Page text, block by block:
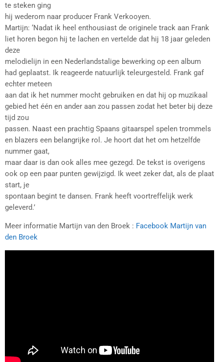
te steken ging
hij wederom naar producer Frank Verkooyen.
Martijn: ‘Nadat ik heel enthousiast de originele track aan Frank
liet horen begon hij te lachen en vertelde dat hij 18 jaar geleden
deze
melodielijn in een Nederlandstalige bewerking op een album
had geplaatst. Ik reageerde natuurlijk teleurgesteld. Frank gaf
echter meteen
aan dat ik het nummer mocht gebruiken en dat hij op muzikaal
gebied het één en ander aan zou passen zodat het beter bij deze
tijd zou
passen. Naast een prachtig Spaans gitaarspel spelen trommels
en blazers een belangrijke rol. Je hoort dat het om hetzelfde
nummer gaat,
maar daar is dan ook alles mee gezegd. De tekst is overigens
ook op een paar punten gewijzigd. Ik weet zeker dat, als de plaat
start, je
spontaan begint te dansen. Frank heeft voortreffelijk werk
geleverd.’
Meer informatie Martijn van den Broek : Facebook Martijn van
den Broek